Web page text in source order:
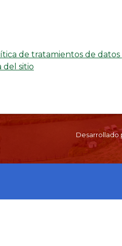
de tratamientos de datos
del sitio
Desarrollado